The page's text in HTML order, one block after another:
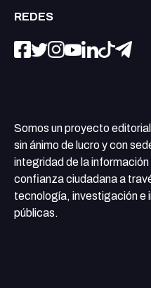
REDES
Somos un proyecto
sin ánimo de lucro y con
integridad de la
confianza ciudadana a
tecnología, investigación e
públicas.